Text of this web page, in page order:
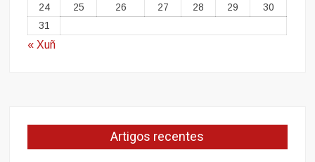
24
25 26 27 28 29
30
31
« Xuñ
Artigos recentes